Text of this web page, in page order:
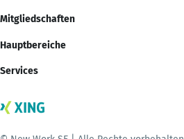
Mitgliedschaften
Hauptbereiche
Services